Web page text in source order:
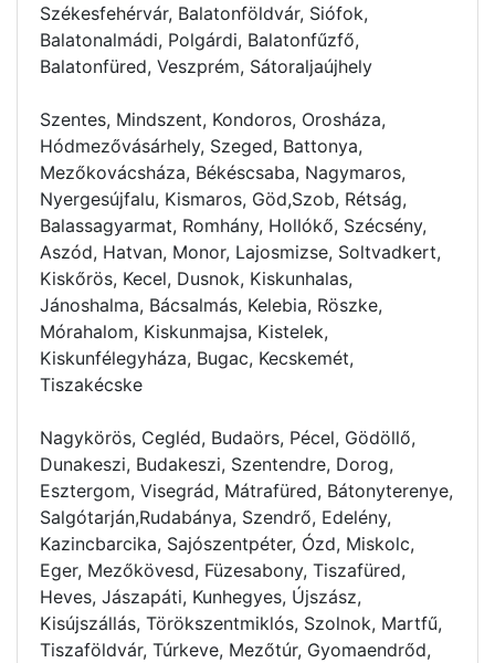
Székesfehérvár, Balatonföldvár, Siófok,
Balatonalmádi, Polgárdi, Balatonfűzfő,
Balatonfüred, Veszprém, Sátoraljaújhely
Szentes, Mindszent, Kondoros, Orosháza,
Hódmezővásárhely, Szeged, Battonya,
Mezőkovácsháza, Békéscsaba, Nagymaros,
Nyergesújfalu, Kismaros, Göd,Szob, Rétság,
Balassagyarmat, Romhány, Hollókő, Szécsény,
Aszód, Hatvan, Monor, Lajosmizse, Soltvadkert,
Kiskőrös, Kecel, Dusnok, Kiskunhalas,
Jánoshalma, Bácsalmás, Kelebia, Röszke,
Mórahalom, Kiskunmajsa, Kistelek,
Kiskunfélegyháza, Bugac, Kecskemét,
Tiszakécske
Nagykörös, Cegléd, Budaörs, Pécel, Gödöllő,
Dunakeszi, Budakeszi, Szentendre, Dorog,
Esztergom, Visegrád, Mátrafüred, Bátonyterenye,
Salgótarján,Rudabánya, Szendrő, Edelény,
Kazincbarcika, Sajószentpéter, Ózd, Miskolc,
Eger, Mezőkövesd, Füzesabony, Tiszafüred,
Heves, Jászapáti, Kunhegyes, Újszász,
Kisújszállás, Törökszentmiklós, Szolnok, Martfű,
Tiszaföldvár, Túrkeve, Mezőtúr, Gyomaendrőd,